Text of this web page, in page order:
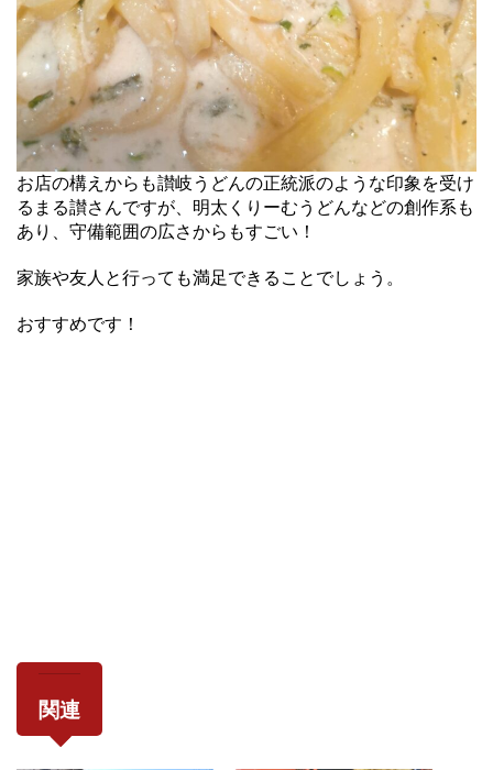
お店の構えからも讃岐うどんの正統派のような印象を受け
るまる讃さんですが、明太くりーむうどんなどの創作系も
あり、守備範囲の広さからもすごい！
家族や友人と行っても満足できることでしょう。
おすすめです！
関連